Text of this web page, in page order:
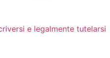
e legalmente tutelarsi